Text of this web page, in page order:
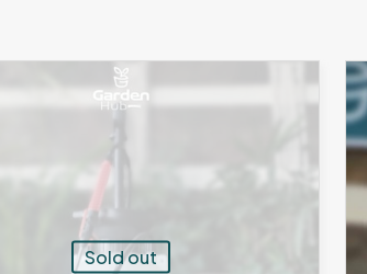
Sold out